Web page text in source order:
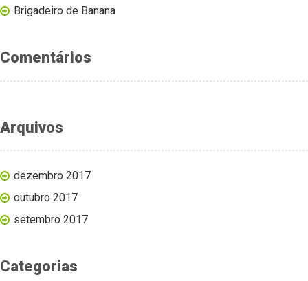
Brigadeiro de Banana
Comentários
Arquivos
dezembro 2017
outubro 2017
setembro 2017
Categorias